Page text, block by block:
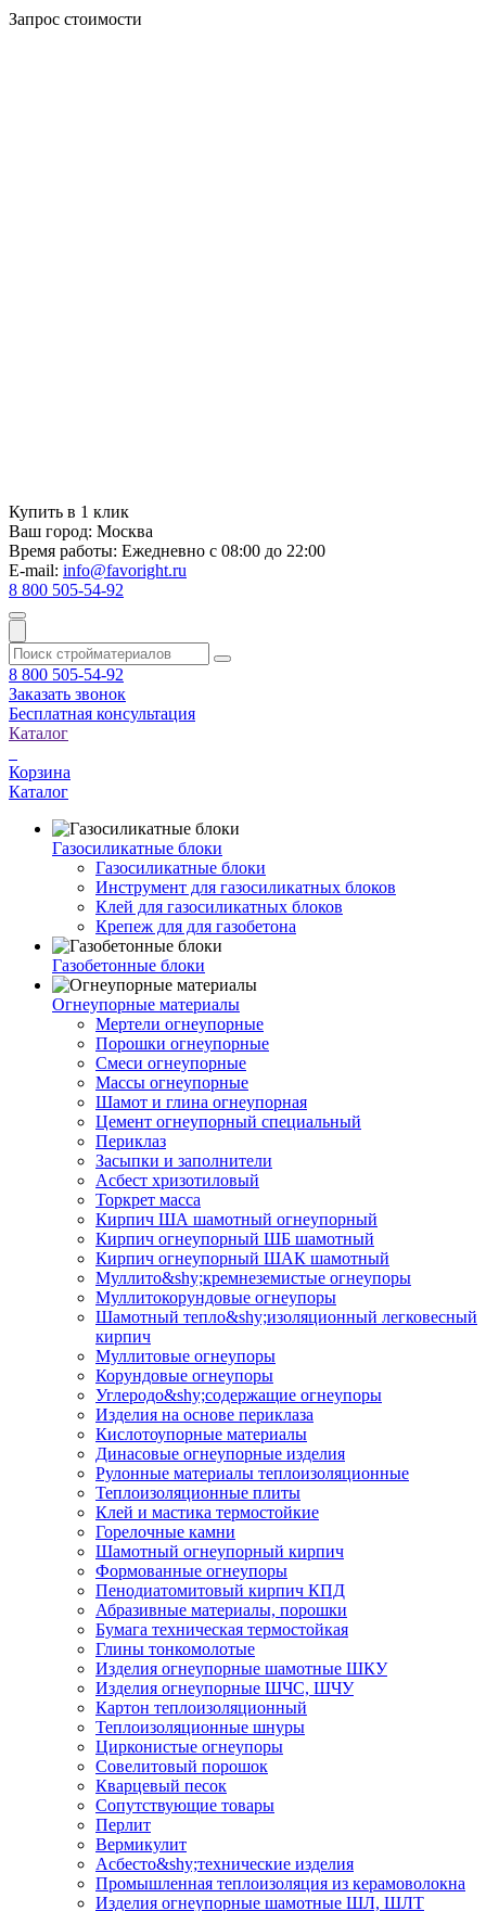
Запрос стоимости
Купить в 1 клик
Ваш город: Москва
Время работы: Ежедневно с 08:00 до 22:00
E-mail: info@favoright.ru
8 800 505-54-92
8 800 505-54-92
Заказать звонок
Бесплатная консультация
Каталог
Корзина
Каталог
Газосиликатные блоки
Газосиликатные блоки
Инструмент для газосиликатных блоков
Клей для газосиликатных блоков
Крепеж для для газобетона
Газобетонные блоки
Огнеупорные материалы
Мертели огнеупорные
Порошки огнеупорные
Смеси огнеупорные
Массы огнеупорные
Шамот и глина огнеупорная
Цемент огнеупорный специальный
Периклаз
Засыпки и заполнители
Асбест хризотиловый
Торкрет масса
Кирпич ША шамотный огнеупорный
Кирпич огнеупорный ШБ шамотный
Кирпич огнеупорный ШАК шамотный
Муллито&shy;­кремнеземистые огнеупоры
Муллито­корундовые огнеупоры
Шамотный тепло&shy;изоляционный легковесный
кирпич
Муллитовые огнеупоры
Корундовые огнеупоры
Углеродо&shy;содержащие огнеупоры
Изделия на основе периклаза
Кислотоупорные материалы
Динасовые огнеупорные изделия
Рулонные материалы теплоизоляционные
Тепло­изоляционные плиты
Клей и мастика термостойкие
Горелочные камни
Шамотный огнеупорный кирпич
Формованные огнеупоры
Пенодиатомитовый кирпич КПД
Абразивные материалы, порошки
Бумага техническая термостойкая
Глины тонкомолотые
Изделия огнеупорные шамотные ШКУ
Изделия огнеупорные ШЧС, ШЧУ
Картон теплоизоляционный
Теплоизоляционные шнуры
Цирконистые огнеупоры
Совелитовый порошок
Кварцевый песок
Сопутствующие товары
Перлит
Вермикулит
Асбесто&shy;технические изделия
Промышленная теплоизоляция из керамоволокна
Изделия огнеупорные шамотные ШЛ, ШЛТ